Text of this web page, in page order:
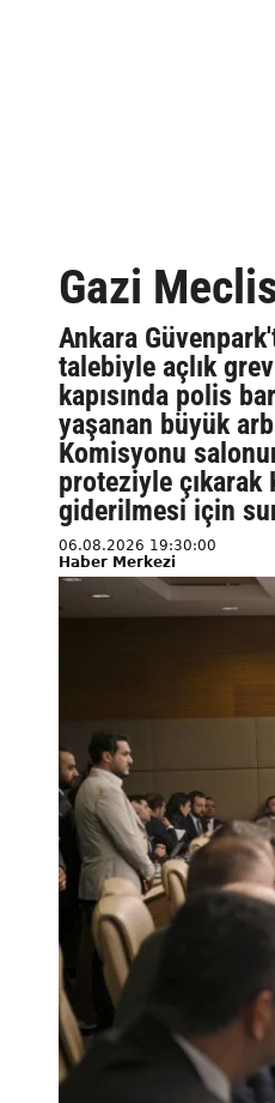
Gazi
Ankara
talebiyle açlık
kapısında polis
yaşanan büyük
Komisyonu
proteziyle çıkarak
giderilmesi için
06.08.2026 19:30:00
Haber Merkezi